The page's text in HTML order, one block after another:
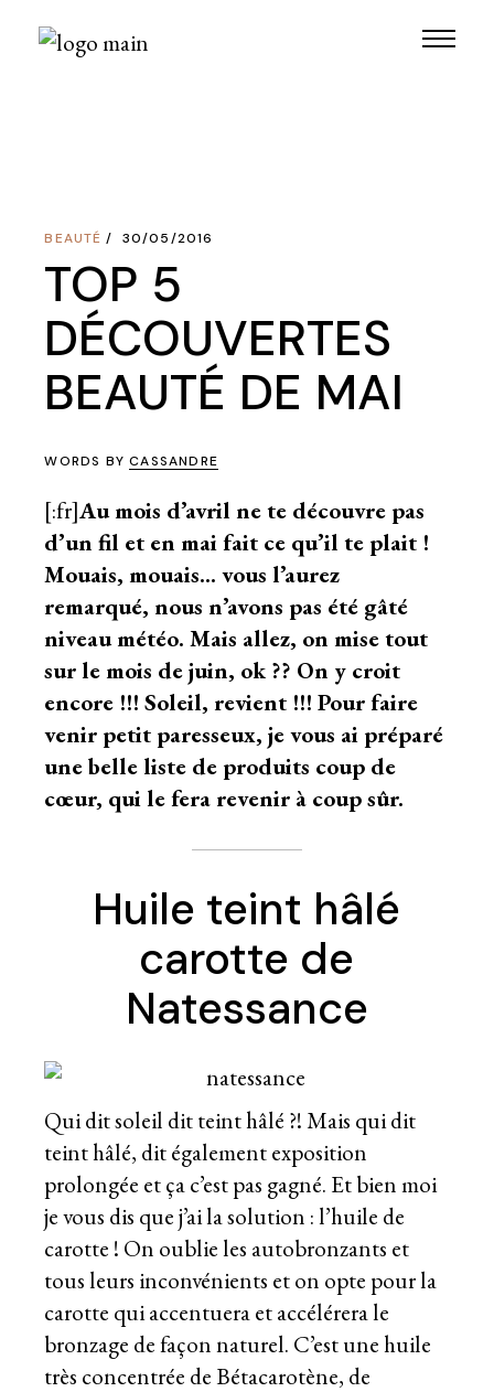
BEAUTÉ 30/05/2016
TOP 5
DÉCOUVERTES
BEAUTÉ DE MAI
WORDS BYCASSANDRE
[:fr]Au mois d’avril ne te découvre pas
d’un fil et en mai fait ce qu’il te plait !
Mouais, mouais… vous l’aurez
remarqué, nous n’avons pas été gâté
niveau météo. Mais allez, on mise tout
sur le mois de juin, ok ?? On y croit
encore !!! Soleil, revient !!! Pour faire
venir petit paresseux, je vous ai préparé
une belle liste de produits coup de
cœur, qui le fera revenir à coup sûr.
Huile teint hâlé
carotte de
Natessance
Qui dit soleil dit teint hâlé ?! Mais qui dit
teint hâlé, dit également exposition
prolongée et ça c’est pas gagné. Et bien moi
je vous dis que j’ai la solution : l’huile de
carotte ! On oublie les autobronzants et
tous leurs inconvénients et on opte pour la
carotte qui accentuera et accélérera le
bronzage de façon naturel. C’est une huile
très concentrée de Bétacarotène, de